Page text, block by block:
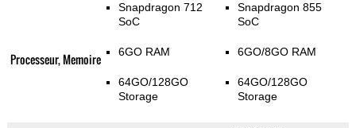
Processeur, Memoire
Snapdragon 712
SoC
6GO RAM
64GO/128GO
Storage
Snapdragon 855
SoC
6GO/8GO RAM
64GO/128GO
Storage